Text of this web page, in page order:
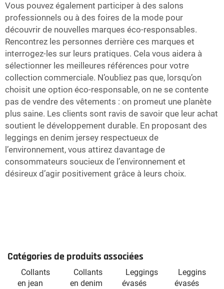
Vous pouvez également participer à des salons
professionnels ou à des foires de la mode pour
découvrir de nouvelles marques éco-responsables.
Rencontrez les personnes derrière ces marques et
interrogez-les sur leurs pratiques. Cela vous aidera à
sélectionner les meilleures références pour votre
collection commerciale. N’oubliez pas que, lorsqu’on
choisit une option éco-responsable, on ne se contente
pas de vendre des vêtements : on promeut une planète
plus saine. Les clients sont ravis de savoir que leur achat
soutient le développement durable. En proposant des
leggings en denim jersey respectueux de
l’environnement, vous attirez davantage de
consommateurs soucieux de l’environnement et
désireux d’agir positivement grâce à leurs choix.
Catégories de produits associées
Collants
en jean
Collants
en denim
Leggings
évasés
Leggins
évasés